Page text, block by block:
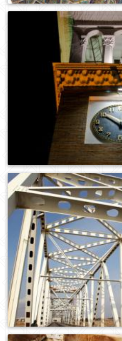
0
0